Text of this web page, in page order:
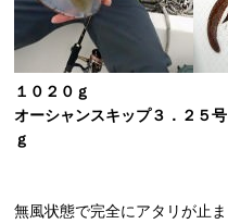
１０２０ｇ
オーシャンスキップ３．２５
ｇ
無風状態で完全にアタリが止